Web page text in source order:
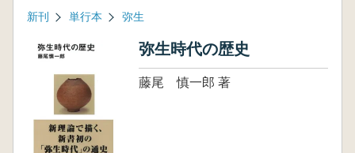
新刊 単行本 弥生
弥生時代の歴史
藤尾 慎一郎 著